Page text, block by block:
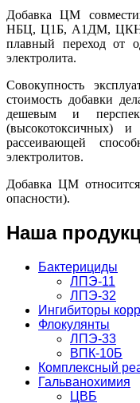
Добавка ЦМ
НБЦ, Ц1Б, А1ДМ, ЦКН-
плавный переход от
электролита.
Совокупность
стоимость добавки
дешевым и
(высокотоксичных)
рассеивающей
электролитов.
Добавка ЦМ
опасности).
Наша
Бактерициды
ЛПЭ-11
ЛПЭ-32
Ингибиторы
Флокулянты
ЛПЭ-33
ВПК-10Б
Комплексный
Гальванохимия
ЦВБ